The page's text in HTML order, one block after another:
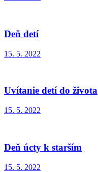
Deň detí
15. 5. 2022
Uvítanie detí do života
15. 5. 2022
Deň úcty k starším
15. 5. 2022